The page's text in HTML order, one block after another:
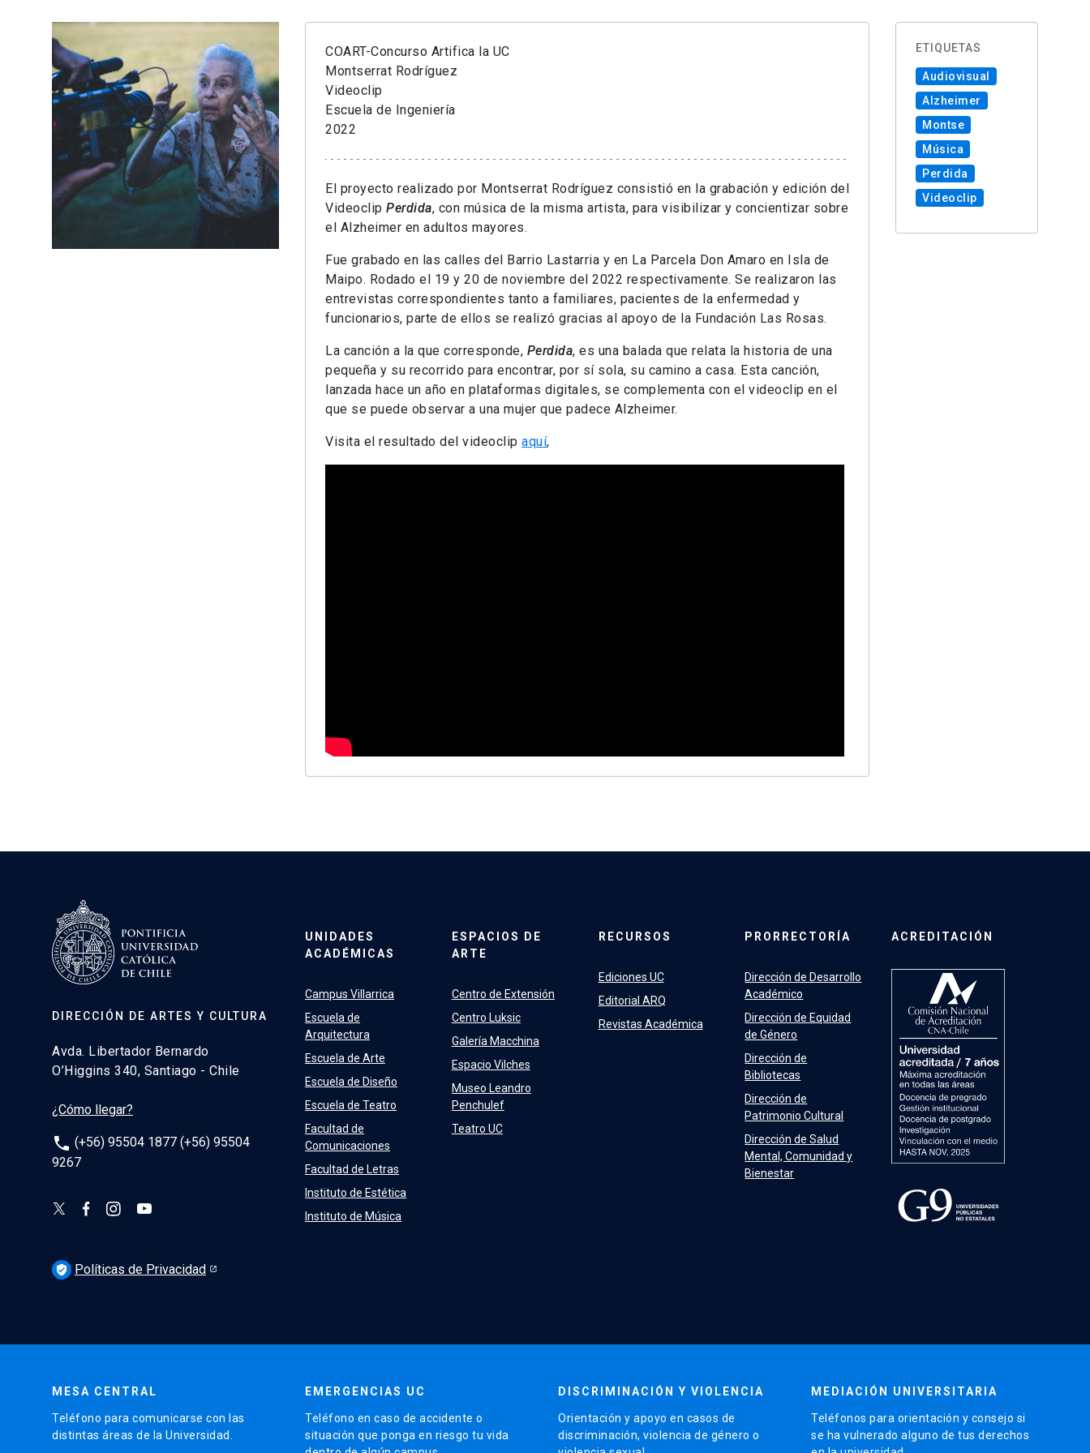
COART-Concurso Artifica la UC
Montserrat Rodríguez
Videoclip
Escuela de Ingeniería
2022
El proyecto realizado por Montserrat Rodríguez consistió en la grabación y edición del
Videoclip Perdida, con música de la misma artista, para visibilizar y concientizar sobre
el Alzheimer en adultos mayores.
Fue grabado en las calles del Barrio Lastarria y en La Parcela Don Amaro en Isla de
Maipo. Rodado el 19 y 20 de noviembre del 2022 respectivamente. Se realizaron las
entrevistas correspondientes tanto a familiares, pacientes de la enfermedad y
funcionarios, parte de ellos se realizó gracias al apoyo de la Fundación Las Rosas.
La canción a la que corresponde, Perdida, es una balada que relata la historia de una
pequeña y su recorrido para encontrar, por sí sola, su camino a casa. Esta canción,
lanzada hace un año en plataformas digitales, se complementa con el videoclip en el
que se puede observar a una mujer que padece Alzheimer.
Visita el resultado del videoclip aquí,
ETIQUETAS
Audiovisual
Alzheimer
Montse
Música
Perdida
Videoclip
DIRECCIÓN DE ARTES Y CULTURA
Avda. Libertador Bernardo
O’Higgins 340, Santiago - Chile
¿Cómo llegar?
phone (+56) 95504 1877 (+56) 95504
9267
UNIDADES
ACADÉMICAS
Campus Villarrica
Escuela de
Arquitectura
Escuela de Arte
Escuela de Diseño
Escuela de Teatro
Facultad de
Comunicaciones
Facultad de Letras
Instituto de Estética
Instituto de Música
ESPACIOS DE
ARTE
Centro de Extensión
Centro Luksic
Galería Macchina
Espacio Vilches
Museo Leandro
Penchulef
Teatro UC
RECURSOS
Ediciones UC
Editorial ARQ
Revistas Académica
PRORRECTORÍA
Dirección de Desarrollo
Académico
Dirección de Equidad
de Género
Dirección de
Bibliotecas
Dirección de
Patrimonio Cultural
Dirección de Salud
Mental, Comunidad y
Bienestar
ACREDITACIÓN
verified_user Políticas de Privacidad
MESA CENTRAL
Teléfono para comunicarse con las
distintas áreas de la Universidad.
EMERGENCIAS UC
Teléfono en caso de accidente o
situación que ponga en riesgo tu vida
DISCRIMINACIÓN Y VIOLENCIA
Orientación y apoyo en casos de
discriminación, violencia de género o
MEDIACIÓN UNIVERSITARIA
Teléfonos para orientación y consejo si
se ha vulnerado alguno de tus derechos